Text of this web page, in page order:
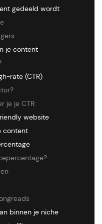
gedeeld wordt
je content
rate (CTR)
je je CTR:
website
content
binnen je niche